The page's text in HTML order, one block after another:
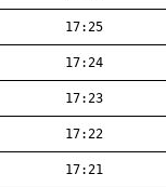
17:25
17:24
17:23
17:22
17:21